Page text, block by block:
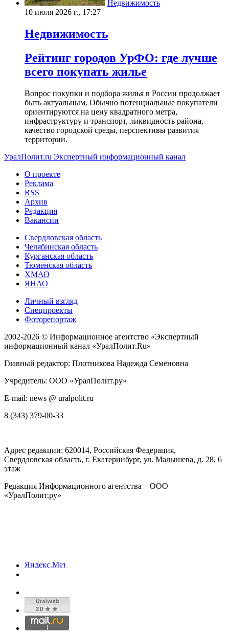
Недвижимость
10 июля 2026 г., 17:27
Недвижимость
Рейтинг городов УрФО: где лучше
всего покупать жилье
Вопрос покупки и подбора жилья в России продолжает
быть актуальным. Обычно потенциальные покупатели
ориентируются на цену квадратного метра,
инфраструктуру и транспорт, ликвидность района,
качество городской среды, перспективы развития
территории.
УралПолит.ru Экспертный информационный канал
О проекте
Реклама
RSS
Архив
Редакция
Вакансии
Свердловская область
Челябинская область
Курганская область
Тюменская область
ХМАО
ЯНАО
Личный взгляд
Спецпроекты
Фоторепортаж
2002-2026 © Информационное агентство «Экспертный
информационный канал «УралПолит.Ru»
Главный редактор: Плотникова Надежда Семеновна
Учредитель: ООО «УралПолит.ру»
E-mail: news @ uralpolit.ru
8 (343) 379-00-33
Адрес редакции: 620014, Российская Федерация,
Свердловская область, г. Екатеринбург, ул. Малышева, д. 28, 6
этаж
Редакция Информационного агентства – ООО
«УралПолит.ру»